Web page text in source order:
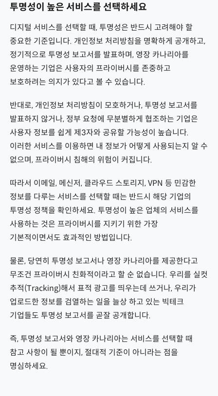
투명성이 높은 서비스를 선택하세요
디지털 서비스를 선택할 때, 투명성은 반드시 고려해야 할
중요한 기준입니다. 개인정보 처리방침을 명확하게 공개하고,
정기적으로 투명성 보고서를 발표하며, 영장 카나리아를
운영하는 기업은 사용자의 프라이버시를 존중하고
보호하려는 의지가 있다고 볼 수 있습니다.
반대로, 개인정보 처리방침이 모호하거나, 투명성 보고서를
발표하지 않거나, 정부 요청에 무분별하게 협조하는 기업은
사용자 정보를 쉽게 제3자와 공유할 가능성이 높습니다.
이러한 서비스를 이용하면 내 정보가 어떻게 사용되는지 알 수
없으며, 프라이버시 침해의 위험이 커집니다.
따라서 이메일, 메신저, 클라우드 스토리지, VPN 등 민감한
정보를 다루는 서비스를 선택할 때는 반드시 해당 기업의
투명성 정책을 확인하세요. 투명성이 높은 업체의 서비스를
사용하는 것은 프라이버시를 지키기 위한 가장
기본적이면서도 효과적인 방법입니다.
물론, 당연히 투명성 보고서나 영장 카나리아를 제공한다고
무조건 프라이버시 친화적이라고 할 순 없습니다. 우리를 실컷
추적(Tracking)해서 표적 광고를 띄우는데 쓰거나, 우리가
업로드한 정보를 검열하는 일을 늘상 하고 있는 빅테크
기업들도 투명성 보고서를 곧잘 공개합니다.
즉, 투명성 보고서와 영장 카나리아는 서비스를 선택할 때
참고 사항이 될 뿐이지, 절대적 기준이 아니라는 점을
명심하세요.